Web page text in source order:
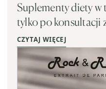
Suplementy diety w
tylko po konsultacji
CZYTAJ WIĘCEJ